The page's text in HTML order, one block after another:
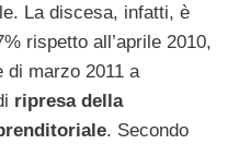
La discesa, infatti, è
rispetto all’aprile 2010,
di marzo 2011 a
ripresa della
. Secondo